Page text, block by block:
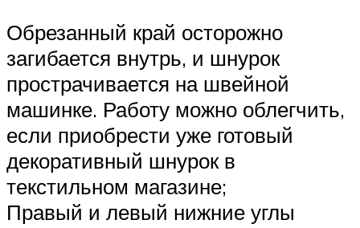
Обрезанный край осторожно
загибается внутрь, и шнурок
прострачивается на швейной
машинке. Работу можно облегчить,
если приобрести уже готовый
декоративный шнурок в
текстильном магазине;
Правый и левый нижние углы